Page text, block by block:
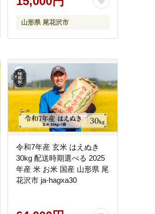
山形県 尾花沢市
令和7年産 玄米 はえぬき
30kg 配送時期選べる 2025
年産 米 お米 国産 山形県 尾
花沢市 ja-hagxa30